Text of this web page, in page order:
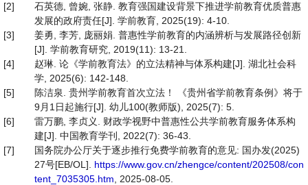
[2]
石英德, 曾婉, 张静. 教育强国建设背景下推进学前教育优质普惠
发展的政府责任[J]. 学前教育, 2025(19): 4-10.
[3]
姜勇, 李芳, 庞丽娟. 普惠性学前教育的内涵辨析与发展路径创新
[J]. 学前教育研究, 2019(11): 13-21.
[4]
赵琳. 论《学前教育法》的立法精神与体系构建[J]. 湖北社会科
学, 2025(6): 142-148.
[5]
陈洁泉. 贵州学前教育首次立法！ 《贵州省学前教育条例》将于
9月1日起施行[J]. 幼儿100(教师版), 2025(7): 5.
[6]
雷万鹏, 李贞义. 财政学视野中普惠性公共学前教育服务体系构
建[J]. 中国教育学刊, 2022(7): 36-43.
[7]
国务院办公厅关于逐步推行免费学前教育的意见: 国办发(2025)
27号[EB/OL]. https://www.gov.cn/zhengce/content/202508/con
tent_7035305.htm , 2025-08-05.